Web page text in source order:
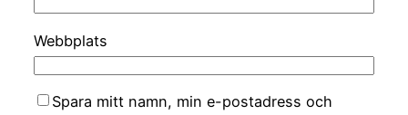
Webbplats
Spara mitt namn, min e-postadress och